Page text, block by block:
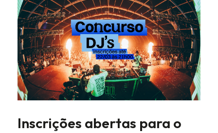
Inscrições abertas para o